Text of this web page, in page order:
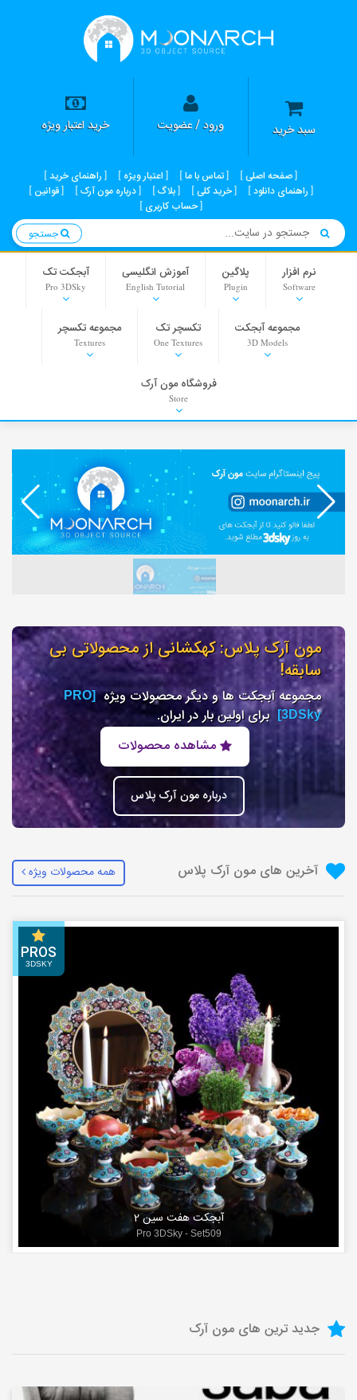
سبد خرید ورود / عضویت خرید اعتبار ویژه
صفحه اصلی تماس با ما اعتبار ویژه
راهنمای خرید
راهنمای دانلود
خرید کلی بلاگ درباره مون آرک
قوانین
حساب کاربری
نرم افزار
Software
پلاگین
Plugin
آموزش انگلیسی
English Tutorial
آبجکت تک
Pro 3DSky
مجموعه آبجکت
3D Models
تکسچر تک
One Textures
مجموعه تکسچر
Textures
PNG-PSD
Background
Stock Images
فروشگاه مون آرک
Store
مون آرک پلاس: کهکشانی از محصولاتی بی
سابقه!
مجموعه آبجکت ها و دیگر محصولات ویژه [PRO
3DSky] برای اولین بار در ایران.
مشاهده محصولات
درباره مون آرک پلاس
آخرین های مون آرک پلاس همه محصولات ویژه
آبجکت هفت سین 1
Pro 3DSky - Set400 7seen
جدید ترین های مون آرک